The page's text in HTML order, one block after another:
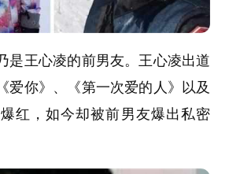
是王心凌的前男友。王心凌出道
爱你》、《第一次爱的人》以及
爆红，如今却被前男友爆出私密